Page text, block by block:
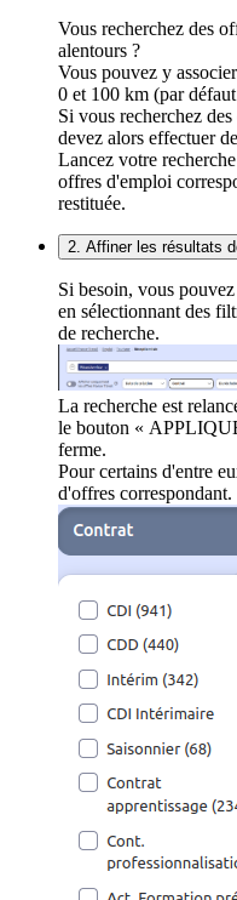
Vous recherchez des
alentours ?
Vous pouvez y
0 et 100 km (par
Si vous recherchez
devez alors effectuer
Lancez votre
offres d'emploi
restituée.
2. Affiner les résultats
Si besoin, vous
en sélectionnant des
de recherche.
La recherche est
le bouton «
ferme.
Pour certains d'entre
d'offres correspondant.